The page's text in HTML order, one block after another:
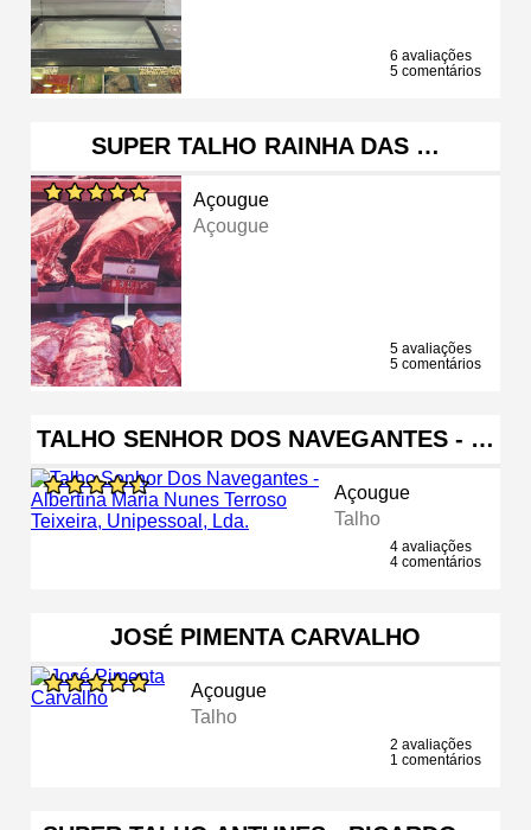
6 avaliações
5 comentários
SUPER TALHO RAINHA DAS …
Açougue
Açougue
5 avaliações
5 comentários
TALHO SENHOR DOS NAVEGANTES - …
Açougue
Talho
4 avaliações
4 comentários
JOSÉ PIMENTA CARVALHO
Açougue
Talho
2 avaliações
1 comentários